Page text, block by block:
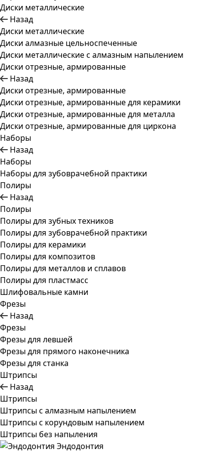
Диски металлические
Назад
Диски металлические
Диски алмазные цельноспеченные
Диски металлические с алмазным напылением
Диски отрезные, армированные
Назад
Диски отрезные, армированные
Диски отрезные, армированные для керамики
Диски отрезные, армированные для металла
Диски отрезные, армированные для циркона
Наборы
Назад
Наборы
Наборы для зубоврачебной практики
Полиры
Назад
Полиры
Полиры для зубных техников
Полиры для зубоврачебной практики
Полиры для керамики
Полиры для композитов
Полиры для металлов и сплавов
Полиры для пластмасс
Шлифовальные камни
Фрезы
Назад
Фрезы
Фрезы для левшей
Фрезы для прямого наконечника
Фрезы для станка
Штрипсы
Назад
Штрипсы
Штрипсы c алмазным напылением
Штрипсы c корундовым напылением
Штрипсы без напыления
Эндодонтия